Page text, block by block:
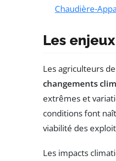
Chaudière-
Les
Les agriculteurs
changements
extrêmes et
conditions font
viabilité des
Les impacts